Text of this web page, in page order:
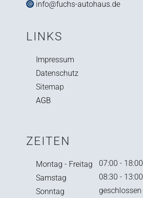
info@fuchs-autohaus.de
LINKS
Impressum
Datenschutz
Sitemap
AGB
ZEITEN
Montag - Freitag
Samstag
Sonntag
07:00 - 18:00
08:30 - 13:00
geschlossen